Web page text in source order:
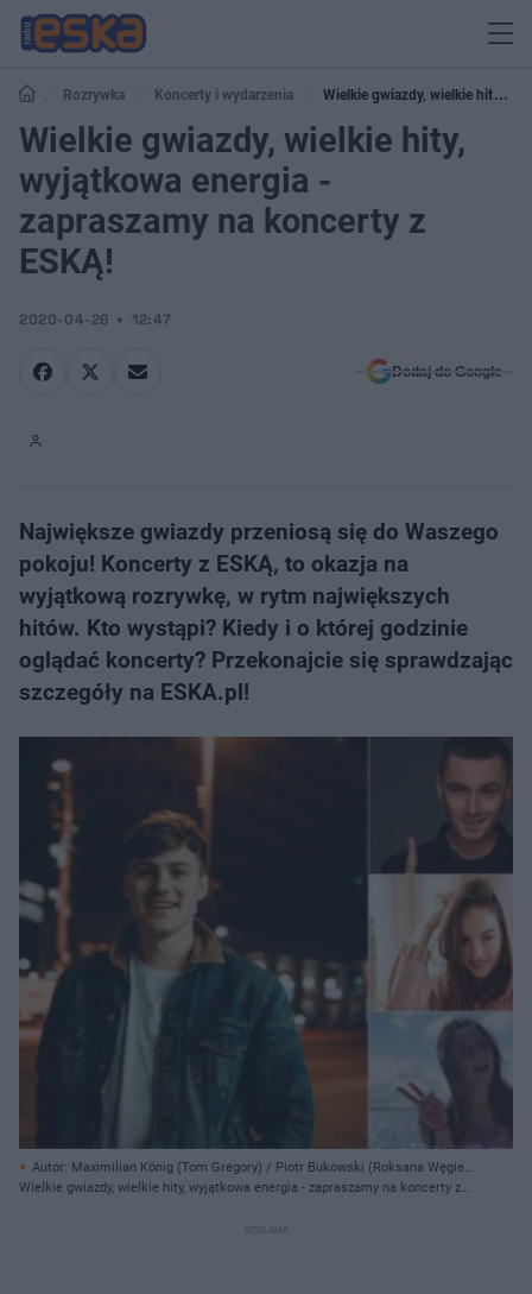
Rozrywka Koncerty i wydarzenia
Wielkie gwiazdy, wielkie hity,
wyjątkowa energia - zapraszamy na koncerty z ESKĄ!
Wielkie gwiazdy, wielkie hity,
wyjątkowa energia -
zapraszamy na koncerty z
ESKĄ!
2020-04-26 12:47
Dodaj do Google
Największe gwiazdy przeniosą się do Waszego
pokoju! Koncerty z ESKĄ, to okazja na
wyjątkową rozrywkę, w rytm największych
hitów. Kto wystąpi? Kiedy i o której godzinie
oglądać koncerty? Przekonajcie się sprawdzając
szczegóły na ESKA.pl!
Autor: Maximilian König (Tom Gregory) / Piotr Bukowski (Roksana Węgiel)
/ https://www.instagram.com/fanka_yt/ (Fanka) / Bednarek Band (Kamil
Wielkie gwiazdy, wielkie hity, wyjątkowa energia - zapraszamy na koncerty z